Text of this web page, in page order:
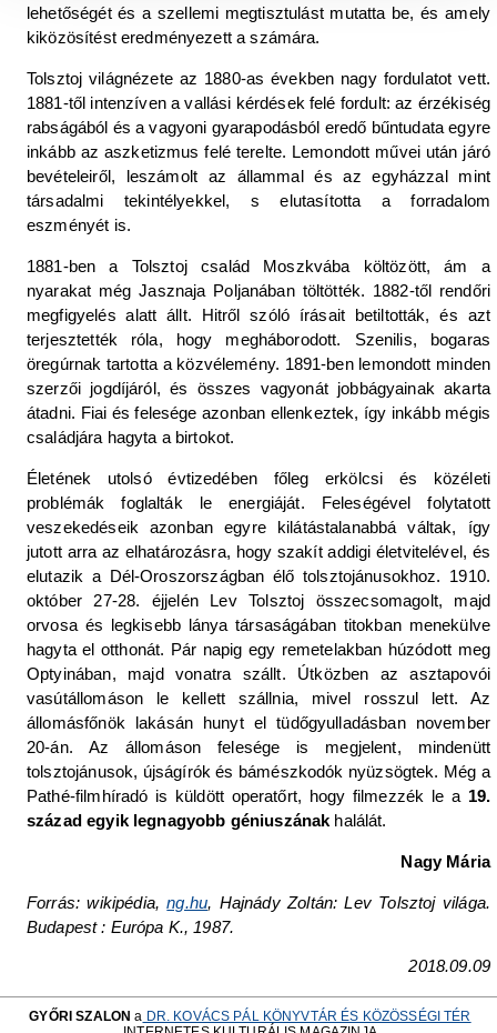
lehetőségét és a szellemi megtisztulást mutatta be, és amely
kiközösítést eredményezett a számára.
Tolsztoj világnézete az 1880-as években nagy fordulatot vett.
1881-től intenzíven a vallási kérdések felé fordult: az érzékiség
rabságából és a vagyoni gyarapodásból eredő bűntudata egyre
inkább az aszketizmus felé terelte. Lemondott művei után járó
bevételeiről, leszámolt az állammal és az egyházzal mint
társadalmi tekintélyekkel, s elutasította a forradalom
eszményét is.
1881-ben a Tolsztoj család Moszkvába költözött, ám a
nyarakat még Jasznaja Poljanában töltötték. 1882-től rendőri
megfigyelés alatt állt. Hitről szóló írásait betiltották, és azt
terjesztették róla, hogy megháborodott. Szenilis, bogaras
öregúrnak tartotta a közvélemény. 1891-ben lemondott minden
szerzői jogdíjáról, és összes vagyonát jobbágyainak akarta
átadni. Fiai és felesége azonban ellenkeztek, így inkább mégis
családjára hagyta a birtokot.
Életének utolsó évtizedében főleg erkölcsi és közéleti
problémák foglalták le energiáját. Feleségével folytatott
veszekedéseik azonban egyre kilátástalanabbá váltak, így
jutott arra az elhatározásra, hogy szakít addigi életvitelével, és
elutazik a Dél-Oroszországban élő tolsztojánusokhoz. 1910.
október 27-28. éjjelén Lev Tolsztoj összecsomagolt, majd
orvosa és legkisebb lánya társaságában titokban menekülve
hagyta el otthonát. Pár napig egy remetelakban húzódott meg
Optyinában, majd vonatra szállt. Útközben az asztapovói
vasútállomáson le kellett szállnia, mivel rosszul lett. Az
állomásfőnök lakásán hunyt el tüdőgyulladásban november
20-án. Az állomáson felesége is megjelent, mindenütt
tolsztojánusok, újságírók és bámészkodók nyüzsögtek. Még a
Pathé-filmhíradó is küldött operatőrt, hogy filmezzék le a 19.
század egyik legnagyobb géniuszának halálát.
Nagy Mária
Forrás: wikipédia,ng.hu, Hajnády Zoltán: Lev Tolsztoj világa.
Budapest : Európa K., 1987.
2018.09.09
GYŐRI SZALON a DR. KOVÁCS PÁL KÖNYVTÁR ÉS KÖZÖSSÉGI TÉR